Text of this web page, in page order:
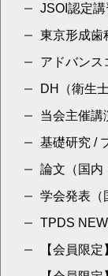
JSOI認定講
東京形成歯
アドバンス
DH（衛生
当会主催講
基礎研究 /
論文（国内
学会発表（
TPDS
【会員限